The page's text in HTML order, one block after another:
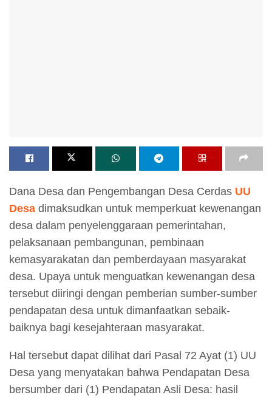
Dana Desa dan Pengembangan Desa Cerdas UU
Desa dimaksudkan untuk memperkuat kewenangan
desa dalam penyelenggaraan pemerintahan,
pelaksanaan pembangunan, pembinaan
kemasyarakatan dan pemberdayaan masyarakat
desa. Upaya untuk menguatkan kewenangan desa
tersebut diiringi dengan pemberian sumber-sumber
pendapatan desa untuk dimanfaatkan sebaik-
baiknya bagi kesejahteraan masyarakat.
Hal tersebut dapat dilihat dari Pasal 72 Ayat (1) UU
Desa yang menyatakan bahwa Pendapatan Desa
bersumber dari (1) Pendapatan Asli Desa: hasil